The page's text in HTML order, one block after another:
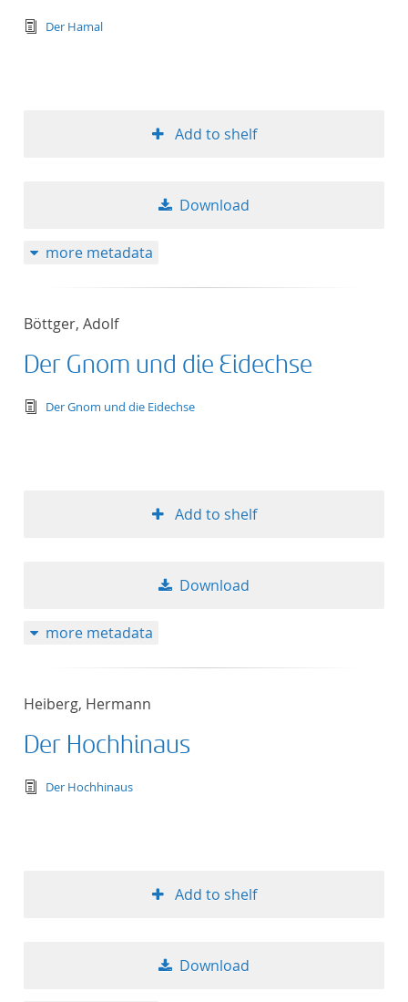
text/tg.edition+tg.aggregation+xml
Der Hamal
Add to shelf
Download
more metadata
Böttger, Adolf
Der Gnom und die Eidechse
text/tg.edition+tg.aggregation+xml
Der Gnom und die Eidechse
Add to shelf
Download
more metadata
Heiberg, Hermann
Der Hochhinaus
text/tg.edition+tg.aggregation+xml
Der Hochhinaus
Add to shelf
Download